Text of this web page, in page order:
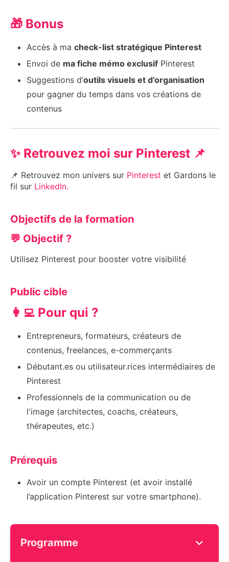
🎁 Bonus
Accès à ma check-list stratégique Pinterest
Envoi de ma fiche mémo exclusif Pinterest
Suggestions d’outils visuels et d’organisation
pour gagner du temps dans vos créations de
contenus
✨ Retrouvez moi sur Pinterest 📌
📌 Retrouvez mon univers sur Pinterest et Gardons le
fil sur LinkedIn.
Objectifs de la formation
💬 Objectif ?
Utilisez Pinterest pour booster votre visibilité
Public cible
👩‍💻 Pour qui ?
Entrepreneurs, formateurs, créateurs de
contenus, freelances, e-commerçants
Débutant.es ou utilisateur.rices intermédiaires de
Pinterest
Professionnels de la communication ou de
l'image (architectes, coachs, créateurs,
thérapeutes, etc.)
Prérequis
Avoir un compte Pinterest (et avoir installé
l’application Pinterest sur votre smartphone).
Programme